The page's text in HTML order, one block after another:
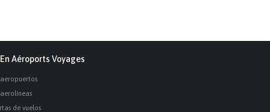
En Aéroports Voyages
aeropuertos
aerolíneas
de vuelos